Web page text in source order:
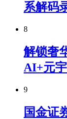
系解码
8
解锁奢
AI+元
9
国金证